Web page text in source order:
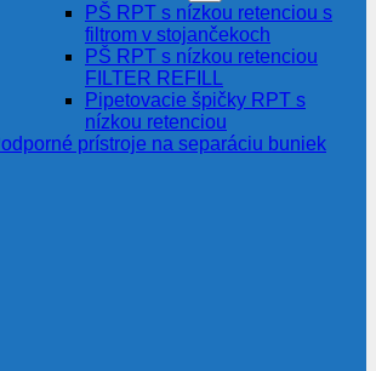
PŠ RPT s nízkou retenciou s
filtrom v stojančekoch
PŠ RPT s nízkou retenciou
FILTER REFILL
Pipetovacie špičky RPT s
nízkou retenciou
prístroje na separáciu buniek